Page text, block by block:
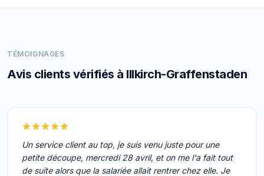
TÉMOIGNAGES
Avis clients vérifiés à Illkirch-Graffenstaden
Un service client au top, je suis venu juste pour une
petite découpe, mercredi 28 avril, et on me l'a fait tout
de suite alors que la salariée allait rentrer chez elle. Je